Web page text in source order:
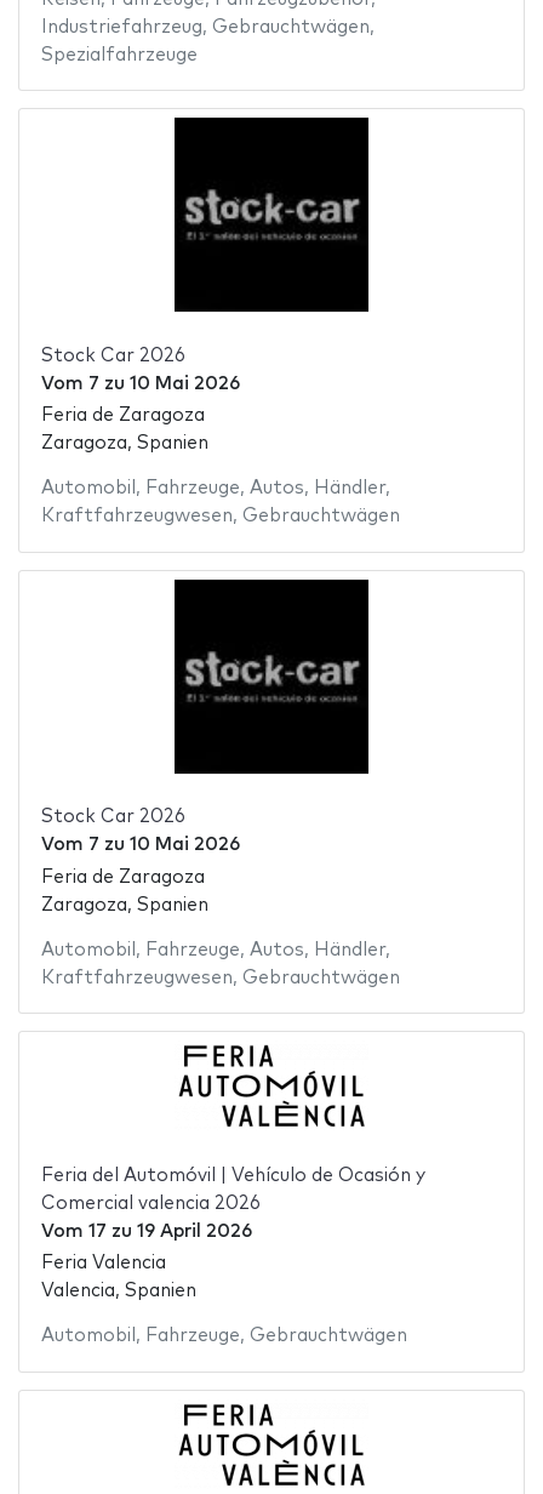
Industriefahrzeug, Gebrauchtwägen,
Spezialfahrzeuge
Stock Car 2026
Vom 7 zu 10 Mai 2026
Feria de Zaragoza
Zaragoza, Spanien
Automobil , Fahrzeuge, Autos, Händler,
Kraftfahrzeugwesen, Gebrauchtwägen
Stock Car 2026
Vom 7 zu 10 Mai 2026
Feria de Zaragoza
Zaragoza, Spanien
Automobil , Fahrzeuge, Autos, Händler,
Kraftfahrzeugwesen, Gebrauchtwägen
Feria del Automóvil | Vehículo de Ocasión y
Comercial valencia 2026
Vom 17 zu 19 April 2026
Feria Valencia
Valencia, Spanien
Automobil , Fahrzeuge, Gebrauchtwägen